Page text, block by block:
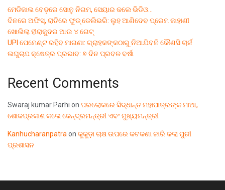
ମେଡିକାଲ ବେଡ଼ରେ ସୋନୁ ନିଗମ, ସେୟାର କଲେ ଭିଡିଓ…
ଦିନରେ ଅଫିସ୍, ରାତିରେ ଫୁଡ୍ ଡେଲିଭରି: ଲୁହ ଆଣିଦେବ ପ୍ରେମ କାହାଣୀ
ଖୋଲିଲା ହୀରାକୁଦର ଆଉ ୪ ଗେଟ୍
UPI ପେମେଣ୍ଟ ରହିବ ମାଗଣା: ଗ୍ରାହକଙ୍କଠାରୁ ନିଆଯିବନି କୌଣସି ଚାର୍ଜ
ଲଘୁଚାପ କ୍ଷେତ୍ର ପ୍ରଭାବ: ୭ ଦିନ ପ୍ରବଳ ବର୍ଷା
Recent Comments
Swaraj kumar Parhi on ପରଲୋକରେ ସିଦ୍ଧାନ୍ତ ମହାପାତ୍ରଙ୍କ ମାଆ,
ଶୋକପ୍ରକାଶ କଲେ କେନ୍ଦ୍ରମନ୍ତ୍ରୀ ଏବଂ ମୁଖ୍ୟମନ୍ତ୍ରୀ
Kanhucharanpatra on କୁକୁଡ଼ା ଚାଷ ଉପରେ କଟକଣା ଜାରି କଲା ପୁରୀ
ପ୍ରଶାସନ